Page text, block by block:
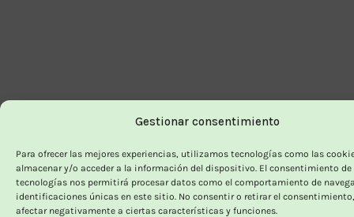
Gestionar consentimiento
Para ofrecer las mejores experiencias, utilizamos tecnologías como las
almacenar y/o acceder a la información del dispositivo. El consentimiento de
tecnologías nos permitirá procesar datos como el comportamiento de
identificaciones únicas en este sitio. No consentir o retirar el
afectar negativamente a ciertas características y funciones.